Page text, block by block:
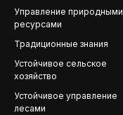
Управление природными
ресурсами
Традиционные знания
Устойчивое сельское
хозяйство
Устойчивое управление
лесами